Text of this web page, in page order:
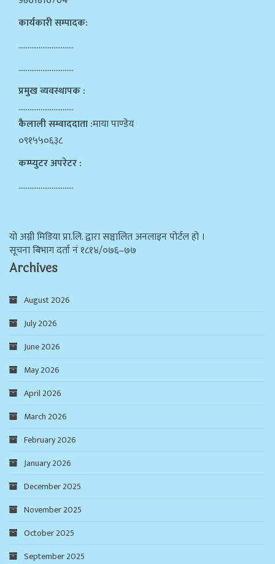
कार्यकारी सम्पादक:
…………………………
…………………………
प्रमुख व्यवस्थापक :
…………………………
कैलाली सम्वाददाता :माया पाण्डेय
०९१५५०६३८
कम्प्युटर अपरेटर :
…………………………
याे अग्नी मिडिया प्रा.लि. द्वारा सञ्चालित अनलाइन पोर्टल हो ।
सूचना बिभाग दर्ता न‌ं १८१४/०७६–७७
Archives
August 2026
July 2026
June 2026
May 2026
April 2026
March 2026
February 2026
January 2026
December 2025
November 2025
October 2025
September 2025